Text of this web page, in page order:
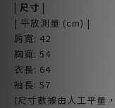
| 尺寸 |
| 平放測量 (cm) |
肩寬: 42
胸寬: 54
衣長: 64
袖長: 57
(尺寸數據由人工平量